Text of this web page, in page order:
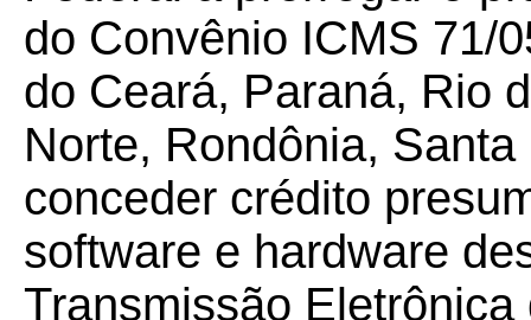
do Convênio ICMS 71/
do Ceará, Paraná, Rio
Norte, Rondônia,
conceder crédito
software e hardware
Transmissão